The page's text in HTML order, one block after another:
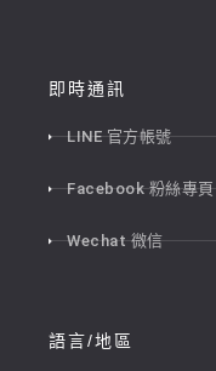
即時通訊
LINE 官方帳號
Facebook 粉絲專頁
Wechat 微信
語言/地區